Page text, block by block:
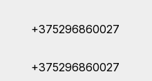
+375296860027
+375296860027